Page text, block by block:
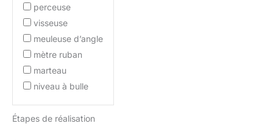
perceuse
visseuse
meuleuse d’angle
mètre ruban
marteau
niveau à bulle
Étapes de réalisation